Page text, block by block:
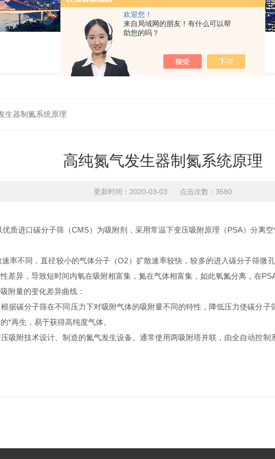
欢迎您！
来自局域网的朋友！有什么可以帮
助您的吗？
生器制氮系统原理
高纯氮气发生器制氮系统原理
更新时间：2020-03-03 点击次数：3580
进口碳分子筛（CMS）为吸附剂，采用常温下变压吸附原理（PSA）分离空
不同，直径较小的气体分子（O2）扩散速率较快，较多的进入碳分子筛微
差异，导致短时间内氧在吸附相富集，氮在气体相富集，如此氧氮分离，在
量的变化差异曲线：
碳分子筛在不同压力下对吸附气体的吸附量不同的特性，降低压力使碳分子
*再生，易于获得高纯度气体。
附技术设计、制造的氮气发生设备。通常使用两吸附塔并联，由全自动控制